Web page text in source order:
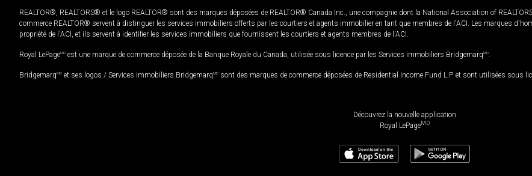
REALTOR®, REALTORS® et le logo REALTOR® sont des marques déposées de REALTOR® Canada Inc., une compagnie dont la National Association of
commerce REALTOR® servent à distinguer les services immobiliers offerts par les courtiers et agents immobilier en tant que membres de l'ACI. Les marques
propriété de l'ACI, et ils servent à identifier les services immobiliers que fournissent les courtiers et agents membres de l'ACI.
Royal LePageMD est une marque de commerce déposée de la Banque Royale du Canada, utilisée sous licence par les Services immobiliers BridgemarqMD
BridgemarqMD et ses logos / Services immobiliers BridgemarqMD sont des marques de commerce déposées de Residential Income Fund L.P. et sont utilisées sous
Découvrez la nouvelle application
Royal LePageMD